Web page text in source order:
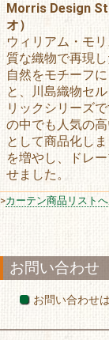
Morris Design
オ）
ウィリアム・モ
質な織物で再現
自然をモチーフ
と、川島織物セ
リックシリーズ
の中でも人気の
として商品化し
を増やし、ドレ
せました。
>カーテン商品リスト
お問い合わせ
お問い合わせ